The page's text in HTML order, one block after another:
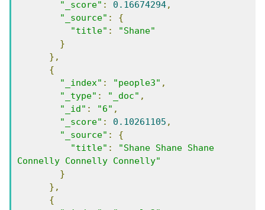
"_score" : 0.16674294,
"_source" :
{
"title" :
"Shane"
}
},
{
"_index" : "people3" ,
"_type" : "_doc" ,
"_id" : "6" ,
"_score" : 0.10261105 ,
"_source" :
{
"title" :
"Shane Shane Shane
Connelly Connelly Connelly"
}
},
{